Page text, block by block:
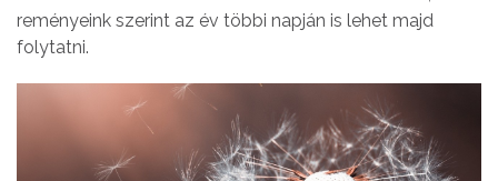
reményeink szerint az év többi napján is lehet majd
folytatni.